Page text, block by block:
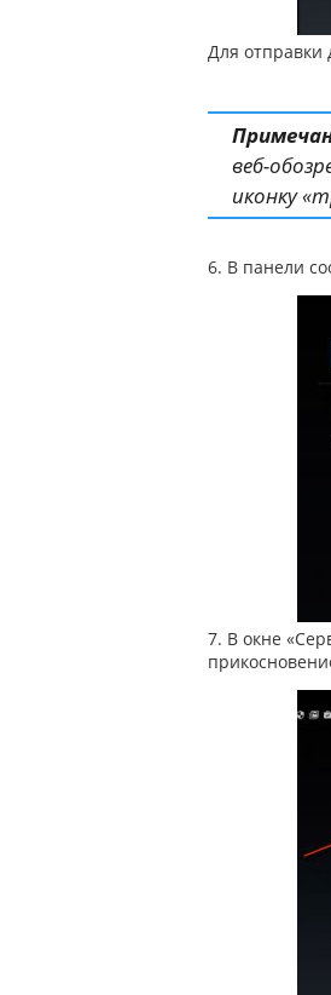
Для отправки
веб-
иконку
6. В панели
7. В окне